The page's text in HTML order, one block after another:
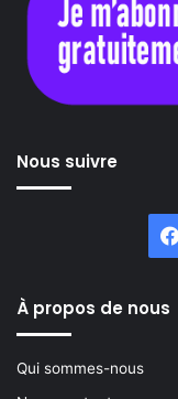
Nous suivre
À propos de nous
Qui sommes-nous